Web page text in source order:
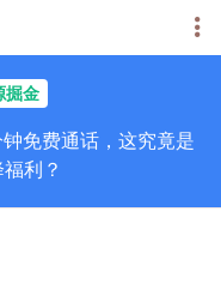
掘金
免费通话，这究竟是
利？